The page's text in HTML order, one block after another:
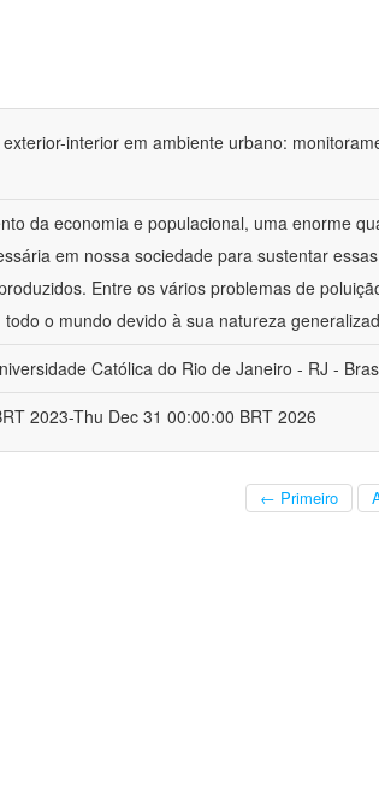
interior em ambiente urbano:
da economia e populacional, uma enorme
em nossa sociedade para sustentar
Entre os vários problemas de
o mundo devido à sua natureza generalizad
Católica do Rio de Janeiro - RJ -
2023-Thu Dec 31 00:00:00 BRT 2026
← Primeiro